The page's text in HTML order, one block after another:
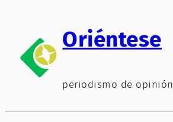
contenido
Oriéntese
periodismo de opinión